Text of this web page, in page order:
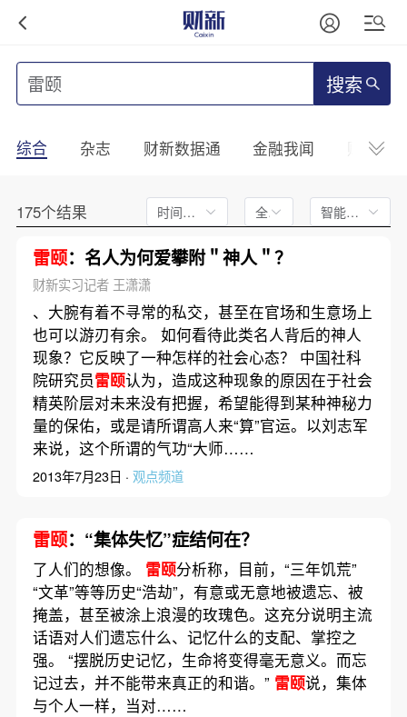
搜索
综合 杂志 财新数据通 金融我闻 财新
175个结果 时间不限 全文 智能排序
雷颐：名人为何爱攀附＂神人＂？
财新实习记者 王潇潇
、大腕有着不寻常的私交，甚至在官场和生意场上
也可以游刃有余。 如何看待此类名人背后的神人
现象？它反映了一种怎样的社会心态？ 中国社科
院研究员雷颐认为，造成这种现象的原因在于社会
精英阶层对未来没有把握，希望能得到某种神秘力
量的保佑，或是请所谓高人来“算”官运。以刘志军
来说，这个所谓的气功“大师……
2013年7月23日 · 观点频道
雷颐：“集体失忆”症结何在？
了人们的想像。 雷颐分析称，目前，“三年饥荒”
“文革”等等历史“浩劫”，有意或无意地被遗忘、被
掩盖，甚至被涂上浪漫的玫瑰色。这充分说明主流
话语对人们遗忘什么、记忆什么的支配、掌控之
强。 “摆脱历史记忆，生命将变得毫无意义。而忘
记过去，并不能带来真正的和谐。” 雷颐说，集体
与个人一样，当对……